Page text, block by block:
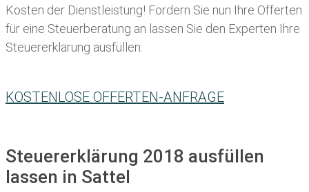
Kosten der Dienstleistung! Fordern Sie nun Ihre Offerten
für eine Steuerberatung an lassen Sie den Experten Ihre
Steuererklärung ausfüllen:
KOSTENLOSE OFFERTEN-ANFRAGE
Steuererklärung 2018 ausfüllen
lassen in Sattel